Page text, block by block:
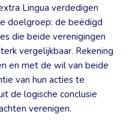
Lingua verdedigen
doelgroep: de beëdigd
die beide verenigingen
vergelijkbaar. Rekening
en met de wil van beide
van hun acties te
de logische conclusie
verenigen.